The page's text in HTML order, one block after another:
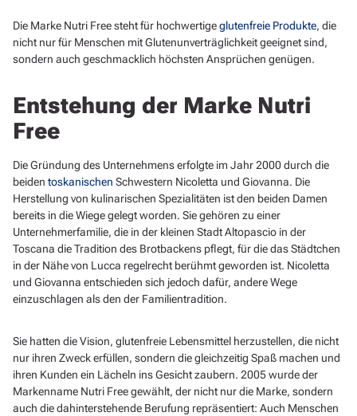
Die Marke Nutri Free steht für hochwertigeglutenfreie Produkte, die
nicht nur für Menschen mit Glutenunverträglichkeit geeignet sind,
sondern auch geschmacklich höchsten Ansprüchen genügen.
Entstehung der Marke Nutri
Free
Die Gründung des Unternehmens erfolgte im Jahr 2000 durch die
beiden toskanischen Schwestern Nicoletta und Giovanna. Die
Herstellung von kulinarischen Spezialitäten ist den beiden Damen
bereits in die Wiege gelegt worden. Sie gehören zu einer
Unternehmerfamilie, die in der kleinen Stadt Altopascio in der
Toscana die Tradition des Brotbackens pflegt, für die das Städtchen
in der Nähe von Lucca regelrecht berühmt geworden ist. Nicoletta
und Giovanna entschieden sich jedoch dafür, andere Wege
einzuschlagen als den der Familientradition.
Sie hatten die Vision, glutenfreie Lebensmittel herzustellen, die nicht
nur ihren Zweck erfüllen, sondern die gleichzeitig Spaß machen und
ihren Kunden ein Lächeln ins Gesicht zaubern. 2005 wurde der
Markenname Nutri Free gewählt, der nicht nur die Marke, sondern
auch die dahinterstehende Berufung repräsentiert: Auch Menschen